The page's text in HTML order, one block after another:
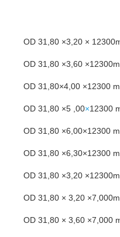
OD 31,80 ×3,20 ×
OD 31,80 ×3,60
OD 31,80×4,00 ×12300
OD 31,80 ×5 ,00×12300
OD 31,80 ×6,00×12300
OD 31,80 ×6,30×12300
OD 31,80 ×3,20
OD 31,80 × 3,20
OD 31,80 × 3,60 ×7,000